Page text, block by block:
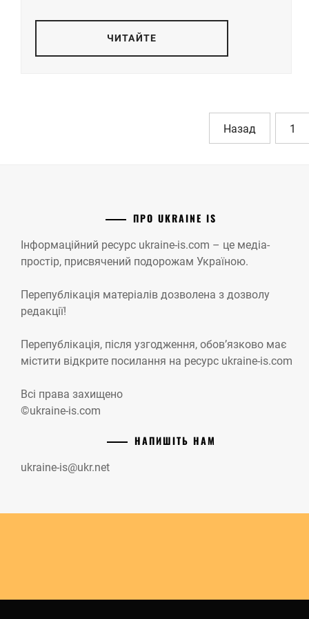
ЧИТАЙТЕ
Назад 1
ПРО UKRAINE IS
Інформаційний ресурс ukraine-is.com – це медіа-
простір, присвячений подорожам Україною.
Перепублікація матеріалів дозволена з дозволу
редакції!
Перепублікація, після узгодження, обов’язково має
містити відкрите посилання на ресурс ukraine-is.com
Всі права захищено
©ukraine-is.com
НАПИШІТЬ НАМ
ukraine-is@ukr.net